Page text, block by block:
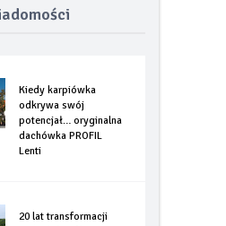
Kiedy karpiówka
odkrywa swój
potencjał… oryginalna
dachówka PROFIL